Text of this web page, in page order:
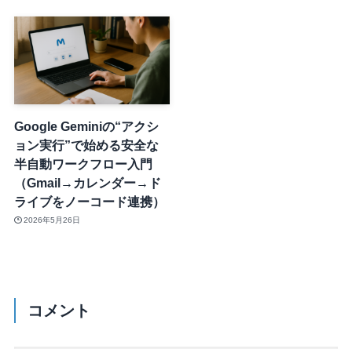
Google Geminiの“アクシ
ョン実行”で始める安全な
半自動ワークフロー入門
（Gmail→カレンダー→ド
ライブをノーコード連携）
2026年5月26日
コメント